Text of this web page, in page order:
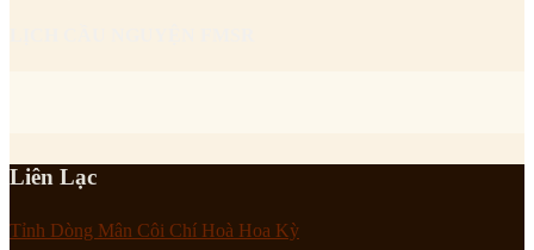
Liên Lạc
Tỉnh Dòng Mân Côi Chí Hoà Hoa Kỳ